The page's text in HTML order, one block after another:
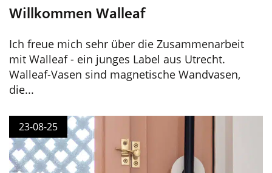
Willkommen Walleaf
Ich freue mich sehr über die Zusammenarbeit
mit Walleaf - ein junges Label aus Utrecht.
Walleaf-Vasen sind magnetische Wandvasen,
die...
23-08-25